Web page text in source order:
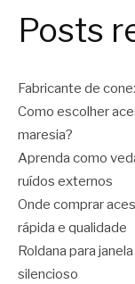
Posts
Fabricante de
Como escolher
maresia?
Aprenda como
ruídos externos
Onde comprar
rápida e qualidade
Roldana para
silencioso